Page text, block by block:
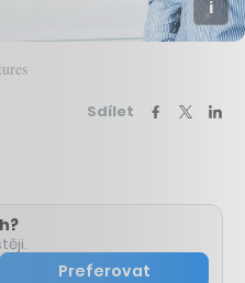
Sdílet
Preferovat